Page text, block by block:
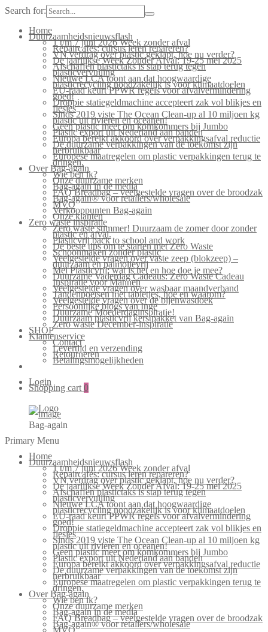
Search for:
Home
Duurzaamheidsnieuwsflash
1 t/m 7 juni 2026 Week zonder afval
Repaircafés: cursus leren repareren?
VN verdrag over plastic geklapt, hoe nu verder?
De jaarlijkse Week Zonder Afval: 19-25 mei 2025
Afschaffen plastictaks is stap terug tegen
plasticvervuiling
Nieuwe LCA toont aan dat hoogwaardige
plasticrecycling noodzakelijk is voor klimaatdoelen
EU-raad keurt PPWR regels voor afvalvermindering
goed!
Droppie statiegeldmachine accepteert zak vol blikjes en
flesjes
Sinds 2019 viste The Ocean Clean-up al 10 miljoen kg
plastic uit rivieren en oceanen!
Geen plastic meer om komkommers bij Jumbo
Plastic export uit Nederland aan banden
Europa bereikt akkoord over verpakkingsafval reductie
De duurzame verpakkingen van de toekomst zijn
herbruikbaar
Europese maatregelen om plastic verpakkingen terug te
dringen.
Over Bag-again
Wie ben ik?
Onze duurzame merken
Bag-again in de media
FAQ Breadbag – veelgestelde vragen over de broodzak
Bag-again® voor retailers/wholesale
MVO
Verkooppunten Bag-again
Onze klanten
Zero waste inspiratie
Zero waste summer! Duurzaam de zomer door zonder
plastic en afval.
Plasticvrij back to school and work
De beste tips om te starten met Zero Waste
Schoonmaken zonder plastic
Veelgestelde vragen over vaste zeep (blokzeep) –
duurzaam en palmolievrij
Mei Plasticvrij: wat is het en hoe doe je mee?
Duurzame Vaderdag Cadeaus: Zero Waste Cadeau
Inspiratie voor Mannen
Veelgestelde vragen over wasbaar maandverband
Tandenpoetsen met tabletjes, hoe en waarom?
Veelgestelde vragen over de bijenwasdoek
Persoonlijke blogs van Inge
Duurzame Moederdaginspiratie!
Duurzaam plasticvrij kerstpakket van Bag-again
Zero waste December-inspiratie
SHOP
Klantenservice
Contact
Levertijd en verzending
Retourneren
Betalingsmogelijkheden
Login
Shopping cart 0
Bag-again
Primary Menu
Home
Duurzaamheidsnieuwsflash
1 t/m 7 juni 2026 Week zonder afval
Repaircafés: cursus leren repareren?
VN verdrag over plastic geklapt, hoe nu verder?
De jaarlijkse Week Zonder Afval: 19-25 mei 2025
Afschaffen plastictaks is stap terug tegen
plasticvervuiling
Nieuwe LCA toont aan dat hoogwaardige
plasticrecycling noodzakelijk is voor klimaatdoelen
EU-raad keurt PPWR regels voor afvalvermindering
goed!
Droppie statiegeldmachine accepteert zak vol blikjes en
flesjes
Sinds 2019 viste The Ocean Clean-up al 10 miljoen kg
plastic uit rivieren en oceanen!
Geen plastic meer om komkommers bij Jumbo
Plastic export uit Nederland aan banden
Europa bereikt akkoord over verpakkingsafval reductie
De duurzame verpakkingen van de toekomst zijn
herbruikbaar
Europese maatregelen om plastic verpakkingen terug te
dringen.
Over Bag-again
Wie ben ik?
Onze duurzame merken
Bag-again in de media
FAQ Breadbag – veelgestelde vragen over de broodzak
Bag-again® voor retailers/wholesale